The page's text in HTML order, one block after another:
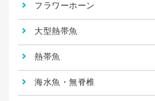
フラワーホーン
大型熱帯魚
熱帯魚
海水魚・無脊椎